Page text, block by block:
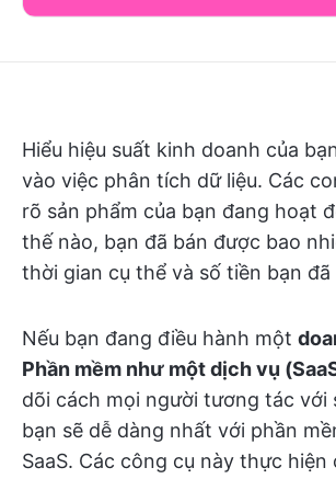
Hiểu hiệu suất kinh doanh của
vào việc phân tích dữ liệu. Các
rõ sản phẩm của bạn đang hoạt
thế nào, bạn đã bán được bao
thời gian cụ thể và số tiền bạn đã
Nếu bạn đang điều hành một
Phần mềm như một dịch vụ
dõi cách mọi người tương tác với
bạn sẽ dễ dàng nhất với phần
SaaS. Các công cụ này thực hiện